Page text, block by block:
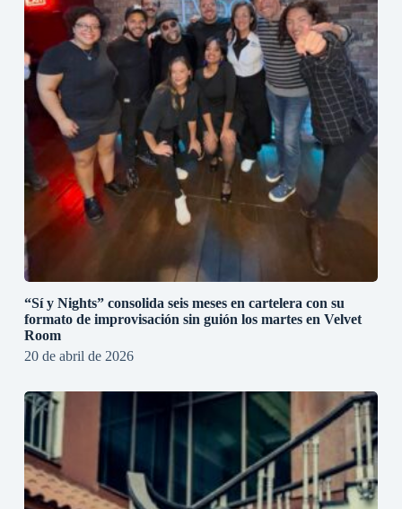
“Sí y Nights” consolida seis meses en cartelera con su
formato de improvisación sin guión los martes en Velvet
Room
20 de abril de 2026